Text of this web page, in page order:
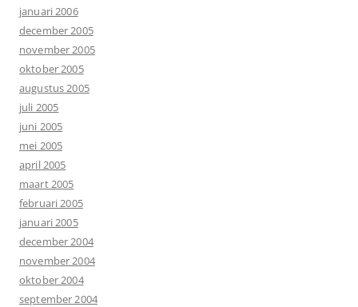
januari 2006
december 2005
november 2005
oktober 2005
augustus 2005
juli 2005
juni 2005
mei 2005
april 2005
maart 2005
februari 2005
januari 2005
december 2004
november 2004
oktober 2004
september 2004